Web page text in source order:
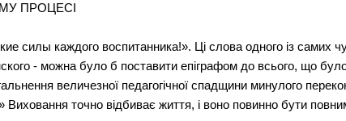
ПРОЦЕСІ
силы каждого воспитанника!». Ці слова одного із самих
- можна було б поставити епіграфом до всього, що було
величезної педагогічної спадщини минулого
точно відбиває життя, і воно повинно бути